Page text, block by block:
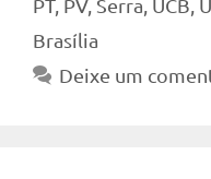
PT, PV, Serra UCB
Brasília
Deixe um